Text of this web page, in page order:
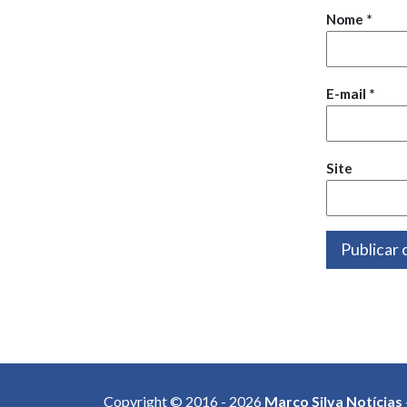
Nome *
E-mail *
Site
Copyright © 2016 - 2026 Marco Silva Notícias